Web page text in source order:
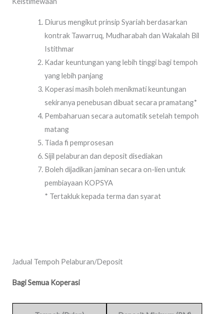
Diurus mengikut prinsip Syariah berdasarkan
kontrak Tawarruq, Mudharabah dan Wakalah Bil
Istithmar
Kadar keuntungan yang lebih tinggi bagi tempoh
yang lebih panjang
Koperasi masih boleh menikmati keuntungan
sekiranya penebusan dibuat secara pramatang*
Pembaharuan secara automatik setelah tempoh
matang
Tiada fi pemprosesan
Sijil pelaburan dan deposit disediakan
Boleh dijadikan jaminan secara on-lien untuk
pembiayaan KOPSYA
* Tertakluk kepada terma dan syarat
Jadual Tempoh Pelaburan/Deposit
Bagi Semua Koperasi